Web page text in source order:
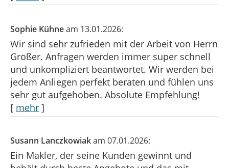
Sophie Kühneam 13.01.2026:
Wir sind sehr zufrieden mit der Arbeit von Herrn
Großer. Anfragen werden immer super schnell
und unkompliziert beantwortet. Wir werden bei
jedem Anliegen perfekt beraten und fühlen uns
sehr gut aufgehoben. Absolute Empfehlung!
[ mehr ]
Susann Lanczkowiakam 07.01.2026:
Ein Makler, der seine Kunden gewinnt und